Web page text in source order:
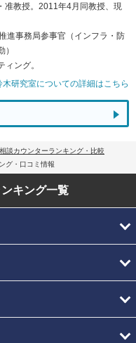
准教授。2011年4月同教授、現
進事務局参事官（インフラ・防
ング。
研究室についての詳細はこちら
談カウンターランキング・比較
グ・口コミ情報
ンキング一覧